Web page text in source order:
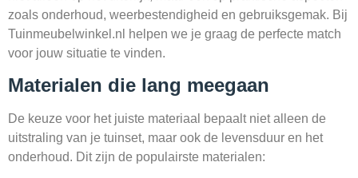
zoals onderhoud, weerbestendigheid en gebruiksgemak. Bij
Tuinmeubelwinkel.nl helpen we je graag de perfecte match
voor jouw situatie te vinden.
Materialen die lang meegaan
De keuze voor het juiste materiaal bepaalt niet alleen de
uitstraling van je tuinset, maar ook de levensduur en het
onderhoud. Dit zijn de populairste materialen: